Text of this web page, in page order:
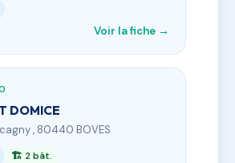
Voir la fiche →
DOMICE
, 80440 BOVES
🏗 2 bât.